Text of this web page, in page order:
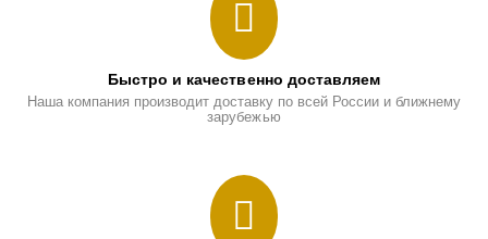
Быстро и качественно доставляем
Наша компания производит доставку по всей России и ближнему
зарубежью